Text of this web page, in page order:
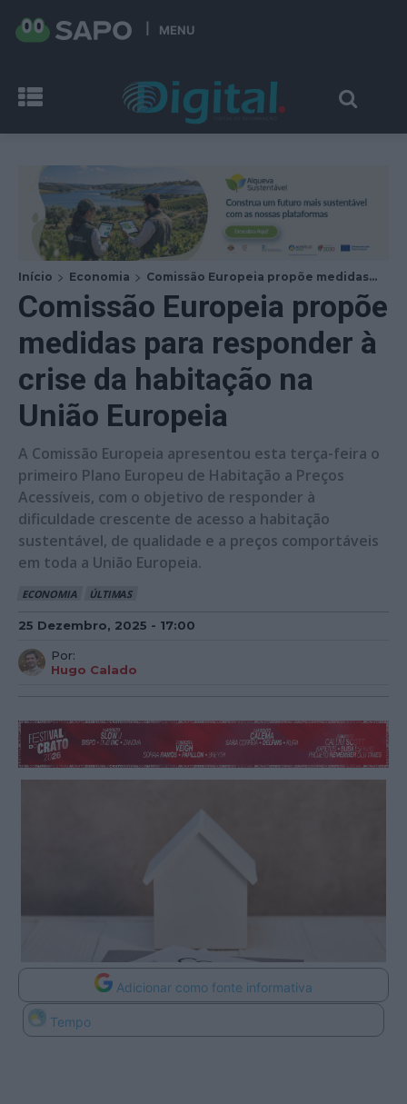
MENU
Início Economia Comissão Europeia propõe medidas...
Comissão Europeia propõe
medidas para responder à
crise da habitação na
União Europeia
A Comissão Europeia apresentou esta terça-feira o
primeiro Plano Europeu de Habitação a Preços
Acessíveis, com o objetivo de responder à
dificuldade crescente de acesso a habitação
sustentável, de qualidade e a preços comportáveis
em toda a União Europeia.
ECONOMIA ÚLTIMAS
25 Dezembro, 2025 - 17:00
Por:
Hugo Calado
Adicionar como fonte informativa
Tempo